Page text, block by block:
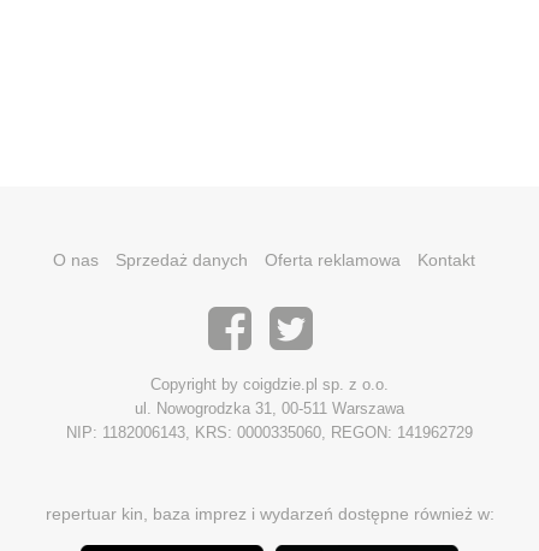
O nas Sprzedaż danych Oferta reklamowa Kontakt
Copyright by coigdzie.pl sp. z o.o.
ul. Nowogrodzka 31, 00-511 Warszawa
NIP: 1182006143, KRS: 0000335060, REGON: 141962729
repertuar kin, baza imprez i wydarzeń dostępne również w: